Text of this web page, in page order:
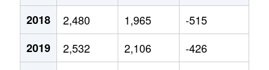
2018
2,480 1,965
-515
2019
2,532 2,106
-426